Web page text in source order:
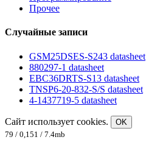
Прочее
Случайные записи
GSM25DSES-S243 datasheet
880297-1 datasheet
EBC36DRTS-S13 datasheet
TNSP6-20-832-S/S datasheet
4-1437719-5 datasheet
Сайт использует cookies.
OK
79 / 0,151 / 7.4mb